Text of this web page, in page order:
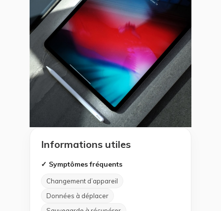
Informations utiles
✓ Symptômes fréquents
Changement d’appareil
Données à déplacer